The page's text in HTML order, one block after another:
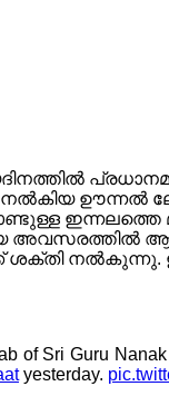
ഊന്നല്‍
ഇന്നലത്തെ
അവസരത്തില്‍
നല്‍കുന്നു.
of Sri Guru
yesterday.